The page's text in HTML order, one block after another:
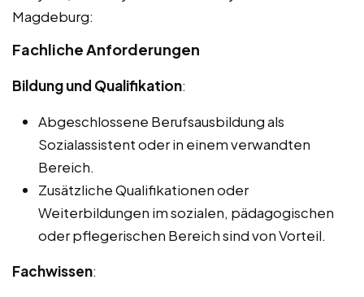
Magdeburg:
Fachliche Anforderungen
Bildung und Qualifikation:
Abgeschlossene Berufsausbildung als
Sozialassistent oder in einem verwandten
Bereich.
Zusätzliche Qualifikationen oder
Weiterbildungen im sozialen, pädagogischen
oder pflegerischen Bereich sind von Vorteil.
Fachwissen: